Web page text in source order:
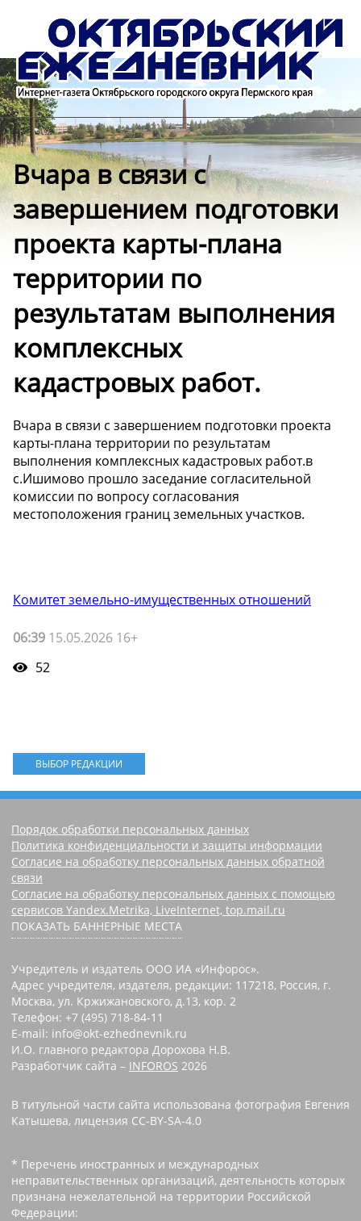
Вчара в связи с
завершением подготовки
проекта карты-плана
территории по
результатам выполнения
комплексных
кадастровых работ.
Вчара в связи с завершением подготовки проекта
карты-плана территории по результатам
выполнения комплексных кадастровых работ.в
с.Ишимово прошло заседание согласительной
комиссии по вопросу согласования
местоположения границ земельных участков.
Комитет земельно-имущественных отношений
06:39 15.05.2026 16+
52
ВЫБОР РЕДАКЦИИ
Порядок обработки персональных данных
Политика конфиденциальности и защиты информации
Согласие на обработку персональных данных обратной
связи
Согласие на обработку персональных данных с помощью
сервисов Yandex.Metrika, LiveInternet, top.mail.ru
ПОКАЗАТЬ БАННЕРНЫЕ МЕСТА
Учредитель и издатель ООО ИА «Инфорос».
Адрес учредителя, издателя, редакции: 117218, Россия, г.
Москва, ул. Кржижановского, д.13, кор. 2
Телефон: +7 (495) 718-84-11
E-mail: info@okt-ezhednevnik.ru
И.О. главного редактора Дорохова Н.В.
Разработчик сайта – INFOROS 2026
В титульной части сайта использована фотография Евгения
Катышева, лицензия CC-BY-SA-4.0
* Перечень иностранных и международных
неправительственных организаций, деятельность которых
признана нежелательной на территории Российской
Федерации: